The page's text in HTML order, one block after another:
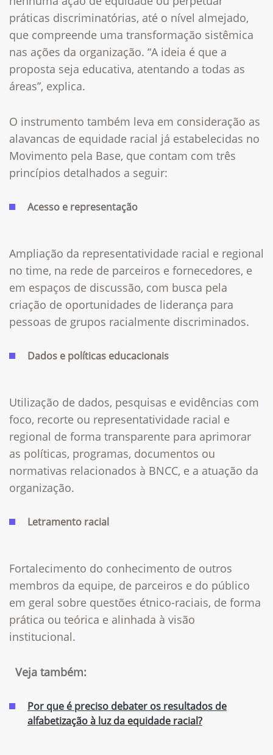
práticas discriminatórias, até o nível almejado,
que compreende uma transformação sistêmica
nas ações da organização. “A ideia é que a
proposta seja educativa, atentando a todas as
áreas”, explica.
O instrumento também leva em consideração as
alavancas de equidade racial já estabelecidas no
Movimento pela Base, que contam com três
princípios detalhados a seguir:
Acesso e representação
Ampliação da representatividade racial e regional
no time, na rede de parceiros e fornecedores, e
em espaços de discussão, com busca pela
criação de oportunidades de liderança para
pessoas de grupos racialmente discriminados.​
Dados e políticas educacionais
Utilização de dados, pesquisas e evidências com
foco, recorte ou representatividade racial e
regional de forma transparente para aprimorar
as políticas, programas, documentos ou
normativas relacionados à BNCC, e a atuação da
organização.​
Letramento racial
Fortalecimento do conhecimento de outros
membros da equipe, de parceiros e do público
em geral sobre questões étnico-raciais, de forma
prática ou teórica e alinhada à visão
institucional. ​
Veja também:
Por que é preciso debater os resultados de
alfabetização à luz da equidade racial?